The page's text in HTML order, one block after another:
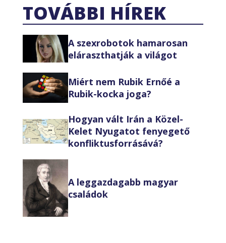
TOVÁBBI HÍREK
A szexrobotok hamarosan
eláraszthatják a világot
Miért nem Rubik Ernőé a
Rubik-kocka joga?
Hogyan vált Irán a Közel-
Kelet Nyugatot fenyegető
konfliktusforrásává?
A leggazdagabb magyar
családok